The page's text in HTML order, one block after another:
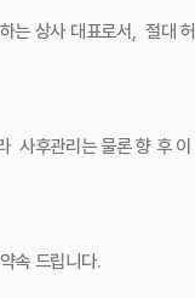
는 상사 대표로서,  절대
사후관리는 물론 향 후 이
속 드립니다.